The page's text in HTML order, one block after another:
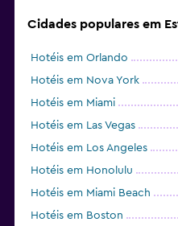
Cidades populares em
Hotéis em Orlando
Hotéis em Nova York
Hotéis em Miami
Hotéis em Las Vegas
Hotéis em Los Angeles
Hotéis em Honolulu
Hotéis em Miami Beach
Hotéis em Boston